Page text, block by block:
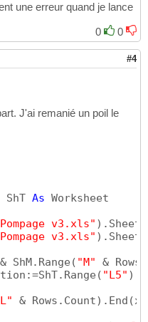
une erreur quand je lance
0
0
#4
J'ai remanié un poil le
ShT As Worksheet
v3.xls" ) .Sheets
v3.xls" ) .Sheets
& ShM.Range ( "M"
&
( "L5" )
& Rows.Count) .End (